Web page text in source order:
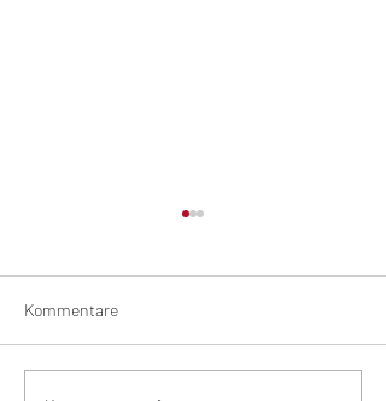
Kommentare